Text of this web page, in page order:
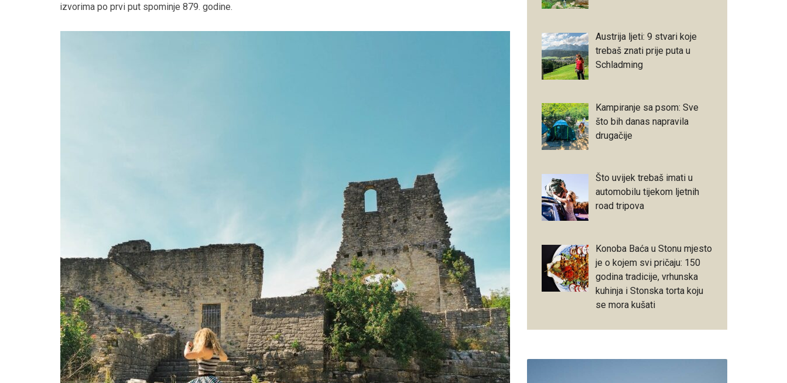
izvorima po prvi put spominje 879. godine.
Austrija ljeti: 9 stvari koje
trebaš znati prije puta u
Schladming
Kampiranje sa psom: Sve
što bih danas napravila
drugačije
Što uvijek trebaš imati u
automobilu tijekom ljetnih
road tripova
Konoba Baća u Stonu mjesto
je o kojem svi pričaju: 150
godina tradicije, vrhunska
kuhinja i Stonska torta koju
se mora kušati